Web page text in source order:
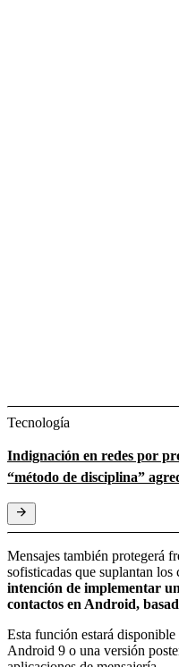
Tecnología
Indignación en redes por
“método de disciplina”
Mensajes también protegerá
sofisticadas que suplantan los
intención de implementar
contactos en Android,
Esta función estará
Android 9 o una versión